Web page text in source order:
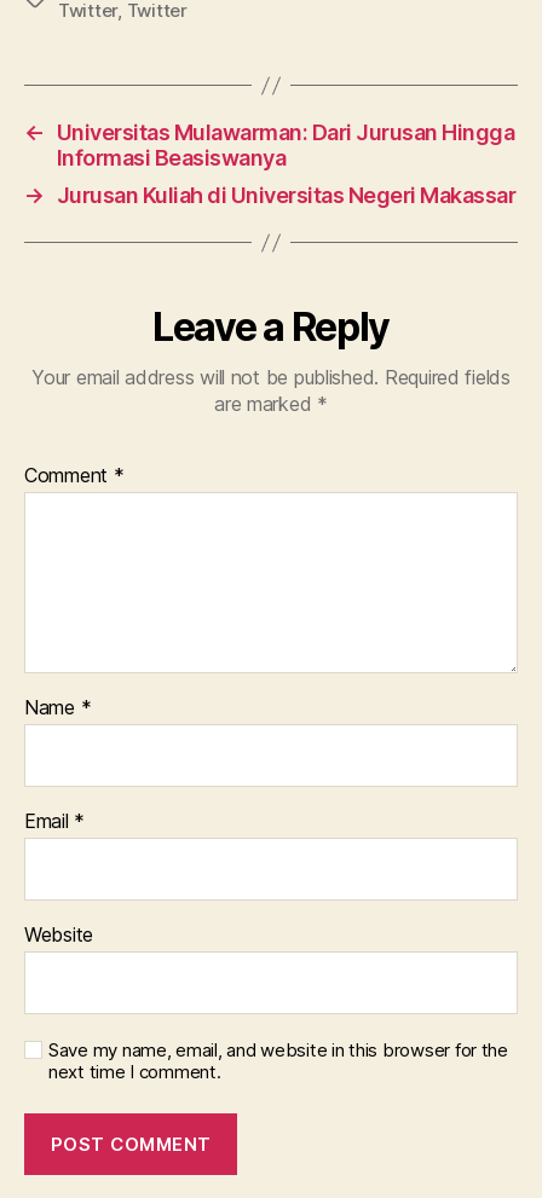
Twitter, Twitter
←
Universitas Mulawarman: Dari Jurusan Hingga
Informasi Beasiswanya
→
Jurusan Kuliah di Universitas Negeri Makassar
Leave a Reply
Your email address will not be published. Required fields
are marked *
Comment *
Name *
Email *
Website
Save my name, email, and website in this browser for the
next time I comment.